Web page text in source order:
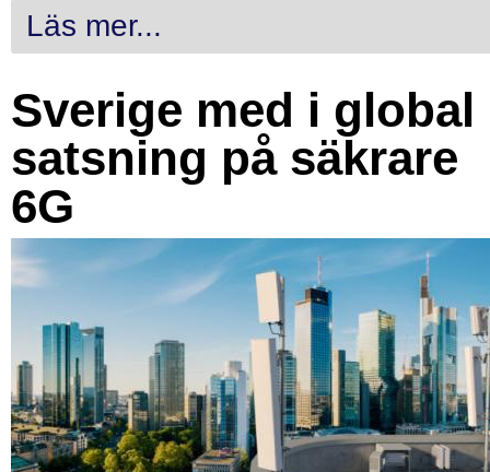
Läs mer...
Sverige med i global
satsning på säkrare
6G